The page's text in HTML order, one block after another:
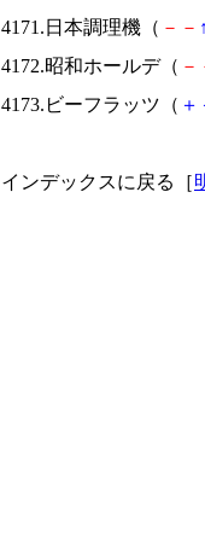
4171.日本調理機（ － － ↑
4172.昭和ホールデ（ －
4173.ビーフラッツ（ ＋
インデックスに戻る［